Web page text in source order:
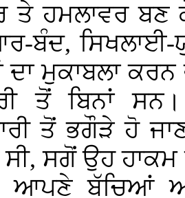
ਤੇ ਹਮਲਾਵਰ ਬਣ
ਬੰਦ, ਸਿਖਲਾਈ-
ਮੁਕਾਬਲਾ ਕਰਨ
ਤੋਂ ਬਿਨਾਂ
ਤੋਂ ਭਗੌੜੇ ਹੋ
ਸੀ, ਸਗੋਂ ਉਹ
ਆਪਣੇ ਬੱਚਿਆਂ